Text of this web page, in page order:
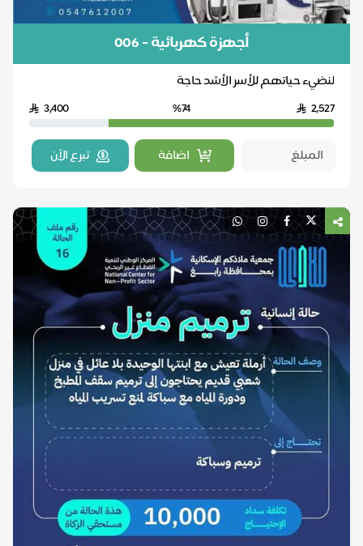
أجهزة كهربائية - 006
لنضيء حياتهم للأسر الأشد حاجة
2,527
%74
3,400
اضافة تبرع الآن